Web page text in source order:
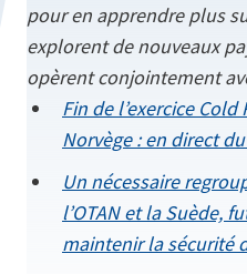
pour en apprendre plus
explorent de nouveaux
opèrent conjointement
Fin de l’exercice Cold
Norvège : en direct
Un nécessaire
l’OTAN et la Suède,
maintenir la sécurité